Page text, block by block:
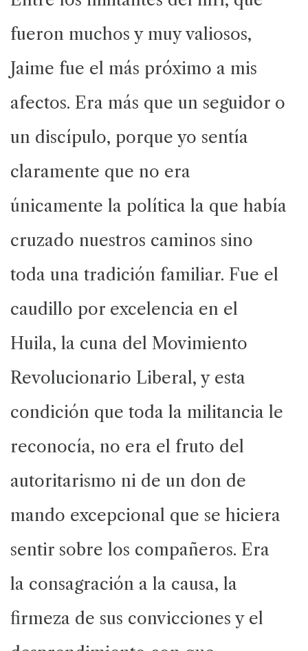
fueron muchos y muy valiosos,
Jaime fue el más próximo a mis
afectos. Era más que un seguidor o
un discípulo, porque yo sentía
claramente que no era
únicamente la política la que había
cruzado nuestros caminos sino
toda una tradición familiar. Fue el
caudillo por excelencia en el
Huila, la cuna del Movimiento
Revolucionario Liberal, y esta
condición que toda la militancia le
reconocía, no era el fruto del
autoritarismo ni de un don de
mando excepcional que se hiciera
sentir sobre los compañeros. Era
la consagración a la causa, la
firmeza de sus convicciones y el